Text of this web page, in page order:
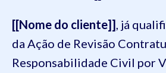
[[Nome do cliente]] , já
da Ação de Revisão
Responsabilidade Civil por